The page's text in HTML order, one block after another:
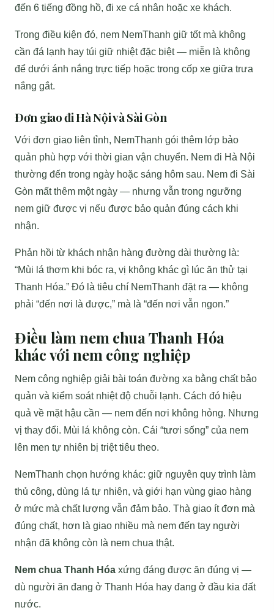
đến 6 tiếng đồng hồ, đi xe cá nhân hoặc xe khách.
Trong điều kiện đó, nem NemThanh giữ tốt mà không
cần đá lạnh hay túi giữ nhiệt đặc biệt — miễn là không
để dưới ánh nắng trực tiếp hoặc trong cốp xe giữa trưa
nắng gắt.
Đơn giao đi Hà Nội và Sài Gòn
Với đơn giao liên tỉnh, NemThanh gói thêm lớp bảo
quản phù hợp với thời gian vận chuyển. Nem đi Hà Nội
thường đến trong ngày hoặc sáng hôm sau. Nem đi Sài
Gòn mất thêm một ngày — nhưng vẫn trong ngưỡng
nem giữ được vị nếu được bảo quản đúng cách khi
nhận.
Phản hồi từ khách nhận hàng đường dài thường là:
“Mùi lá thơm khi bóc ra, vị không khác gì lúc ăn thử tại
Thanh Hóa.” Đó là tiêu chí NemThanh đặt ra — không
phải “đến nơi là được,” mà là “đến nơi vẫn ngon.”
Điều làm nem chua Thanh Hóa
khác với nem công nghiệp
Nem công nghiệp giải bài toán đường xa bằng chất bảo
quản và kiểm soát nhiệt độ chuỗi lạnh. Cách đó hiệu
quả về mặt hậu cần — nem đến nơi không hỏng. Nhưng
vị thay đổi. Mùi lá không còn. Cái “tươi sống” của nem
lên men tự nhiên bị triệt tiêu theo.
NemThanh chọn hướng khác: giữ nguyên quy trình làm
thủ công, dùng lá tự nhiên, và giới hạn vùng giao hàng
ở mức mà chất lượng vẫn đảm bảo. Thà giao ít đơn mà
đúng chất, hơn là giao nhiều mà nem đến tay người
nhận đã không còn là nem chua thật.
Nem chua Thanh Hóa xứng đáng được ăn đúng vị —
dù người ăn đang ở Thanh Hóa hay đang ở đầu kia đất
nước.